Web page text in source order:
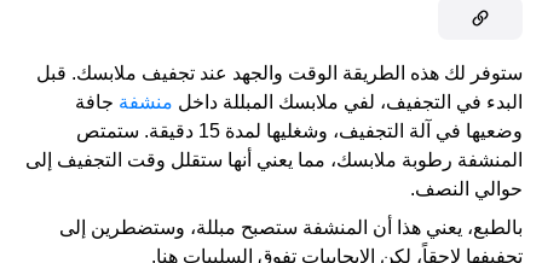
ستوفر لك هذه الطريقة الوقت والجهد عند تجفيف ملابسك. قبل
البدء في التجفيف، لفي ملابسك المبللة داخل منشفة جافة
وضعيها في آلة التجفيف، وشغليها لمدة 15 دقيقة. ستمتص
المنشفة رطوبة ملابسك، مما يعني أنها ستقلل وقت التجفيف إلى
حوالي النصف.
بالطبع، يعني هذا أن المنشفة ستصبح مبللة، وستضطرين إلى
تجفيفها لاحقاً، لكن الإيجابيات تفوق السلبيات هنا.